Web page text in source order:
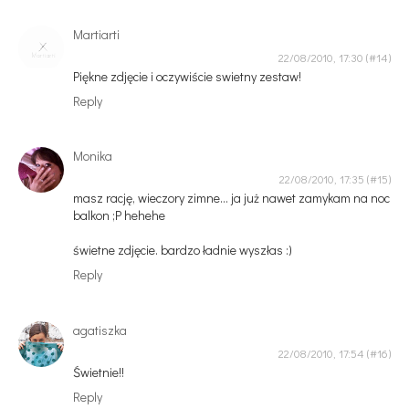
Martiarti
22/08/2010, 17:30
Piękne zdjęcie i oczywiście swietny zestaw!
Reply
Monika
22/08/2010, 17:35
masz rację, wieczory zimne... ja już nawet zamykam na noc
balkon ;P hehehe
świetne zdjęcie. bardzo ładnie wyszłas :)
Reply
agatiszka
22/08/2010, 17:54
Świetnie!!
Reply